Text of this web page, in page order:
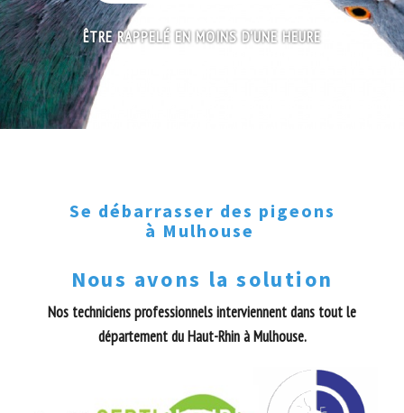
ÊTRE RAPPELÉ EN MOINS D'UNE HEURE
Se débarrasser des pigeons
à Mulhouse
Nous avons la solution
Nos techniciens professionnels interviennent dans tout le
département du Haut-Rhin à Mulhouse.